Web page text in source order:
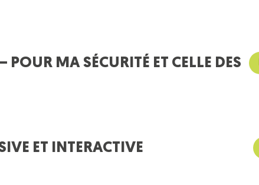
POUR MA SÉCURITÉ ET CELLE DES
ET INTERACTIVE